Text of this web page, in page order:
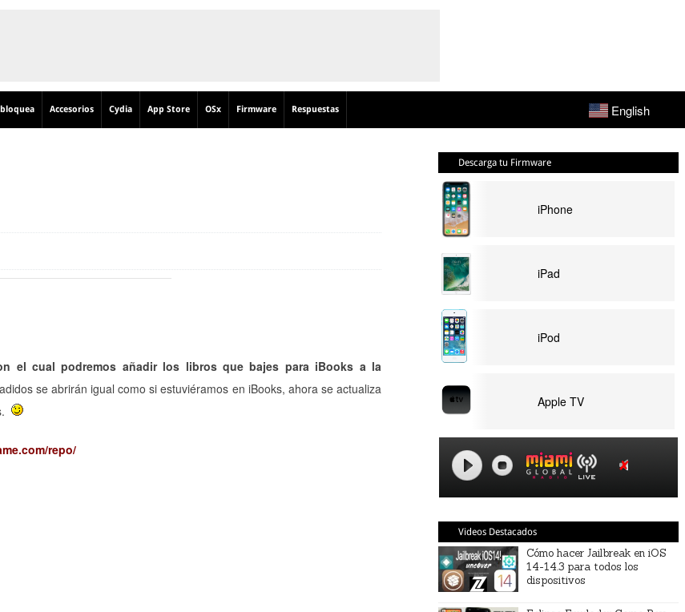
Accesorios Cydia App Store OSx Firmware Respuestas English
el cual podremos añadir los libros que bajes para iBooks a la
se abrirán igual como si estuviéramos en iBooks, ahora se actualiza
repo/
Descarga tu Firmware
iPhone
iPad
iPod
Apple TV
Videos Destacados
Cómo hacer Jailbreak en iOS
14-14.3 para todos los
dispositivos